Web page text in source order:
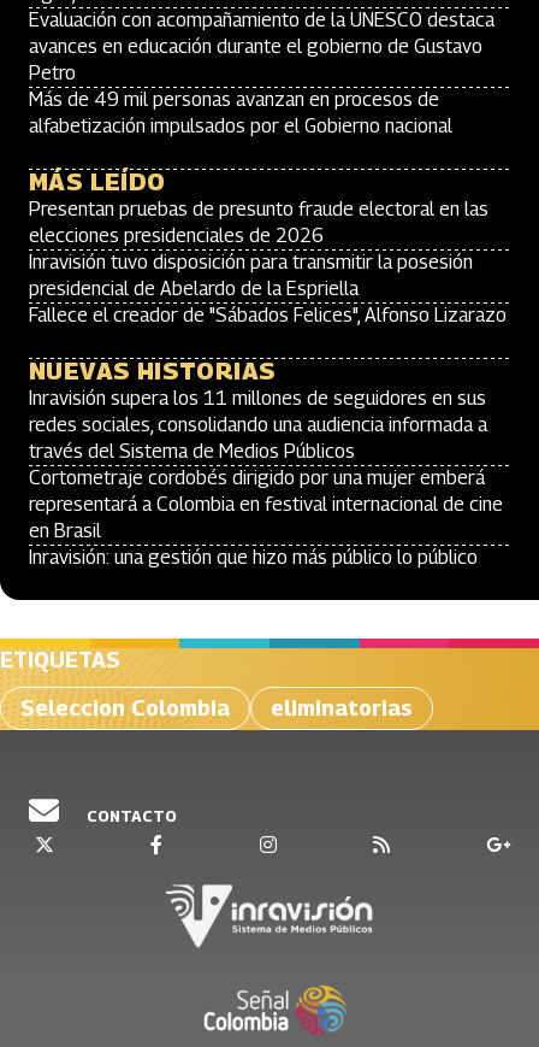
Evaluación con acompañamiento de la UNESCO destaca
avances en educación durante el gobierno de Gustavo
Petro
Más de 49 mil personas avanzan en procesos de
alfabetización impulsados por el Gobierno nacional
MÁS LEÍDO
Presentan pruebas de presunto fraude electoral en las
elecciones presidenciales de 2026
Inravisión tuvo disposición para transmitir la posesión
presidencial de Abelardo de la Espriella
Fallece el creador de "Sábados Felices", Alfonso Lizarazo
NUEVAS HISTORIAS
Inravisión supera los 11 millones de seguidores en sus
redes sociales, consolidando una audiencia informada a
través del Sistema de Medios Públicos
Cortometraje cordobés dirigido por una mujer emberá
representará a Colombia en festival internacional de cine
en Brasil
Inravisión: una gestión que hizo más público lo público
ETIQUETAS
Seleccion Colombia
eliminatorias
CONTACTO